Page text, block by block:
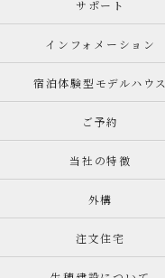
サポート
インフォメーション
宿泊体験型モデルハウス
ご予約
当社の特徴
外構
注文住宅